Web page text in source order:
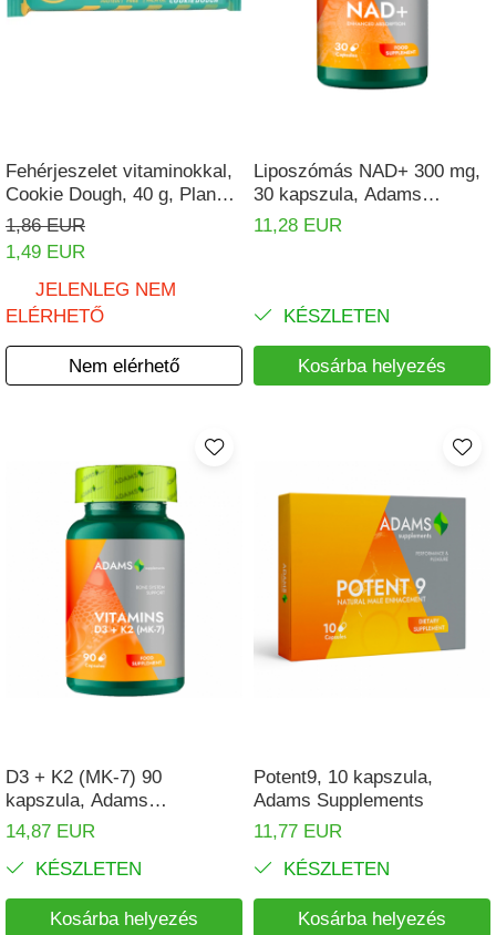
Fehérjeszelet vitaminokkal,
Cookie Dough, 40 g, Planet
Fit
1,86 EUR
1,49 EUR
JELENLEG NEM
ELÉRHETŐ
Nem elérhető
Liposzómás NAD+ 300 mg,
30 kapszula, Adams
Supplements
11,28 EUR
KÉSZLETEN
Kosárba helyezés
D3 + K2 (MK-7) 90
kapszula, Adams
Supplements
14,87 EUR
KÉSZLETEN
Kosárba helyezés
Potent9, 10 kapszula,
Adams Supplements
11,77 EUR
KÉSZLETEN
Kosárba helyezés